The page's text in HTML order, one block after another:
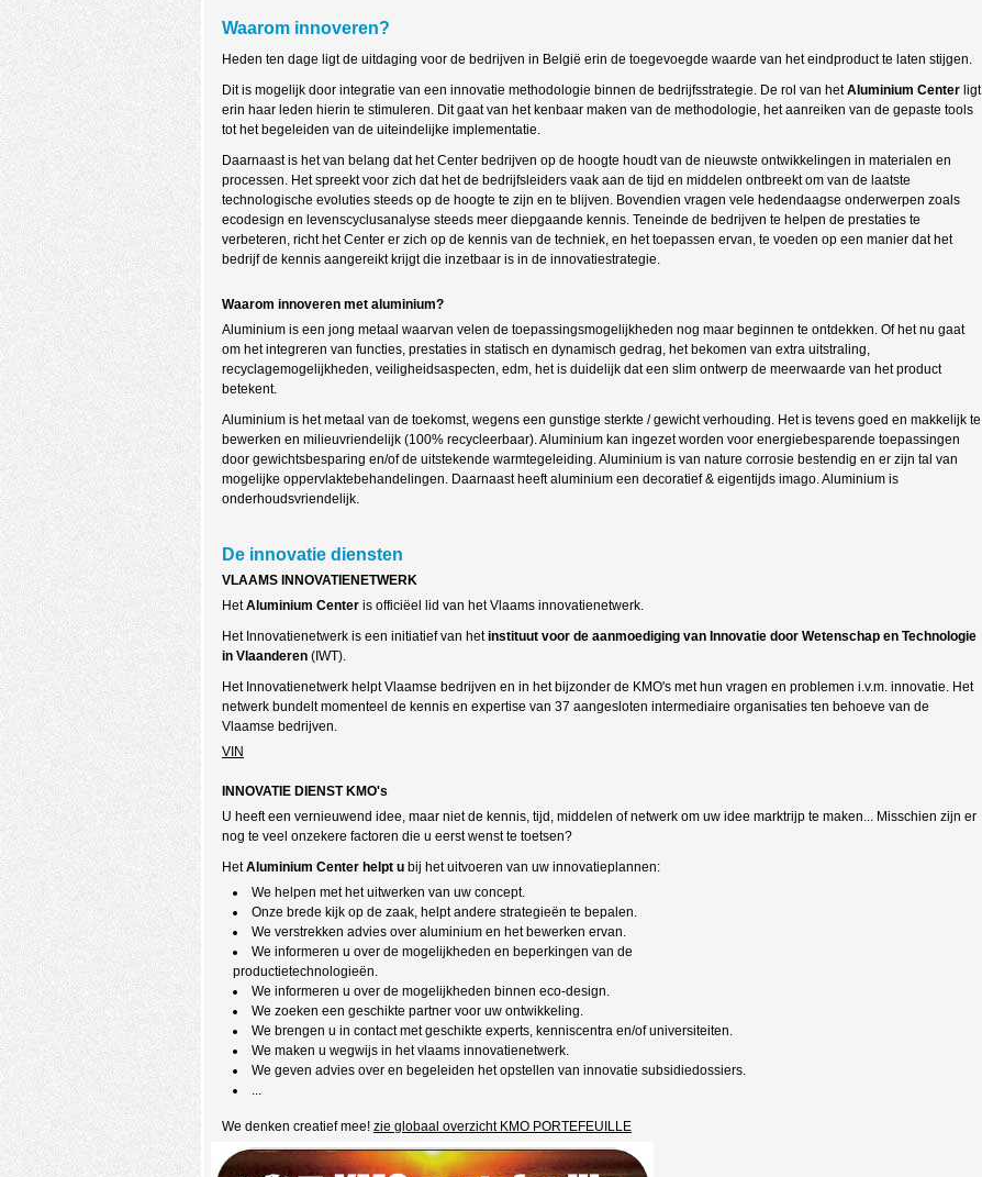
Waarom innoveren?
Heden ten dage ligt de uitdaging voor de bedrijven in België erin de toegevoegde waarde van het eindproduct te laten stijgen.
Dit is mogelijk door integratie van een innovatie methodologie binnen de bedrijfsstrategie. De rol van hetAluminium Center ligt
erin haar leden hierin te stimuleren. Dit gaat van het kenbaar maken van de methodologie, het aanreiken van de gepaste tools
tot het begeleiden van de uiteindelijke implementatie.
Daarnaast is het van belang dat het Center bedrijven op de hoogte houdt van de nieuwste ontwikkelingen in materialen en
processen. Het spreekt voor zich dat het de bedrijfsleiders vaak aan de tijd en middelen ontbreekt om van de laatste
technologische evoluties steeds op de hoogte te zijn en te blijven. Bovendien vragen vele hedendaagse onderwerpen zoals
ecodesign en levenscyclusanalyse steeds meer diepgaande kennis. Teneinde de bedrijven te helpen de prestaties te
verbeteren, richt het Center er zich op de kennis van de techniek, en het toepassen ervan, te voeden op een manier dat het
bedrijf de kennis aangereikt krijgt die inzetbaar is in de innovatiestrategie.
Waarom innoveren met aluminium?
Aluminium is een jong metaal waarvan velen de toepassingsmogelijkheden nog maar beginnen te ontdekken. Of het nu gaat
om het integreren van functies, prestaties in statisch en dynamisch gedrag, het bekomen van extra uitstraling,
recyclagemogelijkheden, veiligheidsaspecten, edm, het is duidelijk dat een slim ontwerp de meerwaarde van het product
betekent.
Aluminium is het metaal van de toekomst, wegens een gunstige sterkte / gewicht verhouding. Het is tevens goed en makkelijk te
bewerken en milieuvriendelijk (100% recycleerbaar). Aluminium kan ingezet worden voor energiebesparende toepassingen
door gewichtsbesparing en/of de uitstekende warmtegeleiding. Aluminium is van nature corrosie bestendig en er zijn tal van
mogelijke oppervlaktebehandelingen. Daarnaast heeft aluminium een decoratief & eigentijds imago. Aluminium is
onderhoudsvriendelijk.
De innovatie diensten
VLAAMS INNOVATIENETWERK
HetAluminium Center is officiëel lid van het Vlaams innovatienetwerk.
Het Innovatienetwerk is een initiatief van hetinstituut voor de aanmoediging van Innovatie door Wetenschap en Technologie
in Vlaanderen (IWT).
Het Innovatienetwerk helpt Vlaamse bedrijven en in het bijzonder de KMO's met hun vragen en problemen i.v.m. innovatie. Het
netwerk bundelt momenteel de kennis en expertise van 37 aangesloten intermediaire organisaties ten behoeve van de
Vlaamse bedrijven.
VIN
INNOVATIE DIENST KMO's
U heeft een vernieuwend idee, maar niet de kennis, tijd, middelen of netwerk om uw idee marktrijp te maken... Misschien zijn er
nog te veel onzekere factoren die u eerst wenst te toetsen?
HetAluminium Center helpt u bij het uitvoeren van uw innovatieplannen:
We helpen met het uitwerken van uw concept.
Onze brede kijk op de zaak, helpt andere strategieën te bepalen.
We verstrekken advies over aluminium en het bewerken ervan.
We informeren u over de mogelijkheden en beperkingen van de
productietechnologieën.
We informeren u over de mogelijkheden binnen eco-design.
We zoeken een geschikte partner voor uw ontwikkeling.
We brengen u in contact met geschikte experts, kenniscentra en/of universiteiten.
We maken u wegwijs in het vlaams innovatienetwerk.
We geven advies over en begeleiden het opstellen van innovatie subsidiedossiers.
...
We denken creatief mee! zie globaal overzicht KMO PORTEFEUILLE